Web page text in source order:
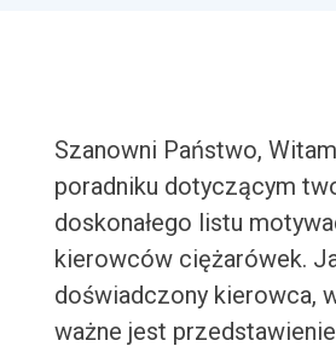
Szanowni Państwo,
poradniku dotyczącym
doskonałego listu
kierowców ciężarówek.
doświadczony kierowca,
ważne jest